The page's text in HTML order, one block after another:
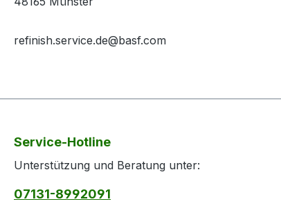
refinish.service.de@basf.com
Service-Hotline
Unterstützung und Beratung unter:
07131-8992091